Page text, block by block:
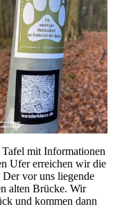
mit Informationen
Ufer erreichen wir die
vor uns liegende
alten Brücke. Wir
und kommen dann